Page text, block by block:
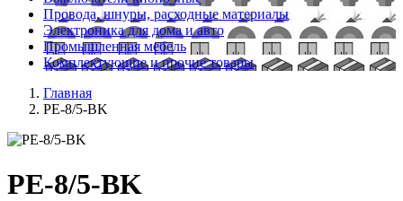
Провода, шнуры, расходные материалы
Электроника для дома и авто
Промышленная мебель
Комплектующие и прочие товары
Главная
PE-8/5-BK
PE-8/5-BK